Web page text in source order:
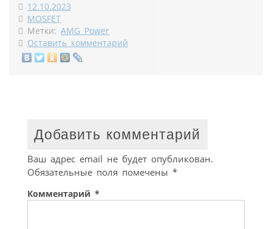
12.10.2023
MOSFET
Метки: AMG Power
Оставить комментарий
Добавить комментарий
Ваш адрес email не будет опубликован.
Обязательные поля помечены *
Комментарий *